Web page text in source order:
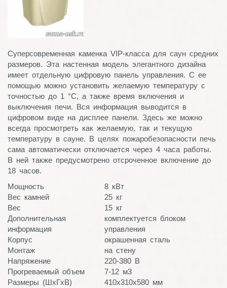
Суперсовременная каменка VIP-класса для саун средних
размеров. Эта настенная модель элегантного дизайна
имеет отдельную цифровую панель управления. С ее
помощью можно установить желаемую температуру с
точностью до 1 °С, а также время включения и
выключения печи. Вся информация выводится в
цифровом виде на дисплее панели. Здесь же можно
всегда просмотреть как желаемую, так и текущую
температуру в сауне. В целях пожаробезопасности печь
сама автоматически отключается через 4 часа работы.
В ней также предусмотрено отсроченное включение до
18 часов.
Мощность
8 кВт
Вес камней
25 кг
Вес
15 кг
Дополнительная
информация
комплектуется блоком
управления
Корпус
окрашенная сталь
Монтаж
на стену
Напряжение
220-380 В
Прогреваемый объем
7-12 м3
Размеры (ШхГхВ)
410x310x580 мм